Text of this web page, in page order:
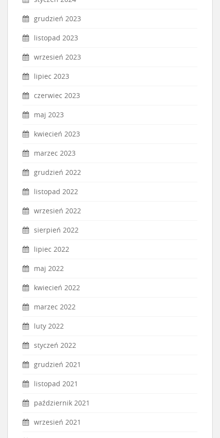
grudzień 2023
listopad 2023
wrzesień 2023
lipiec 2023
czerwiec 2023
maj 2023
kwiecień 2023
marzec 2023
grudzień 2022
listopad 2022
wrzesień 2022
sierpień 2022
lipiec 2022
maj 2022
kwiecień 2022
marzec 2022
luty 2022
styczeń 2022
grudzień 2021
listopad 2021
październik 2021
wrzesień 2021